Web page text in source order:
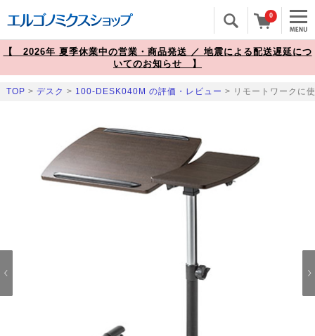
0
【 2026年 夏季休業中の営業・商品発送 ／ 地震による配送遅延につ
いてのお知らせ 】
TOP > デスク > 100-DESK040M の評価・レビュー > リモートワークに